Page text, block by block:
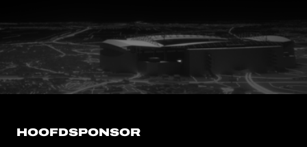
FC Utrecht<br>vanuit<br>het
HOOFDSPONSOR